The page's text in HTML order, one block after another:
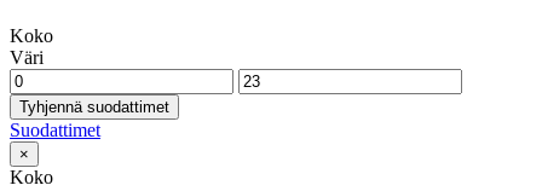
Koko
Väri
Tyhjennä suodattimet
Suodattimet
×
Koko